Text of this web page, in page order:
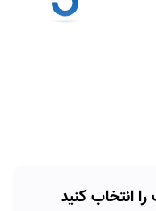
انتخاب کنید